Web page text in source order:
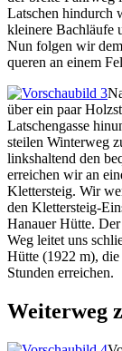
Latschen hindurch
kleinere Bachläufe
Nun folgen wir
queren an einem
über ein paar
Latschengasse
steilen Winterweg
linkshaltend den
erreichen wir an
Klettersteig. Wir
den Klettersteig-
Hanauer Hütte.
Weg leitet uns
Hütte (1922 m),
Stunden erreichen.
Weiterweg